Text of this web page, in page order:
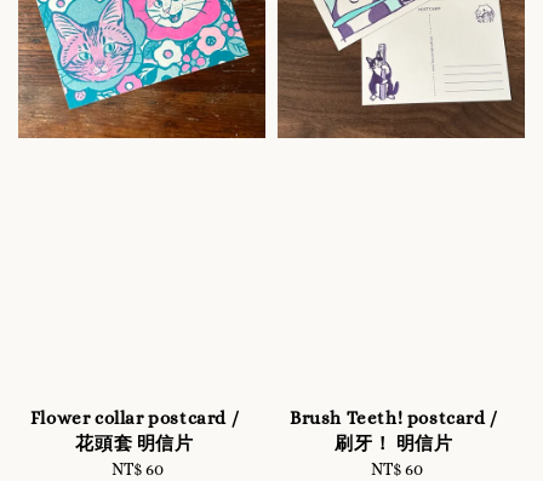
Flower collar postcard /
花頭套 明信片
Regular
NT$ 60
Brush Teeth! postcard /
刷牙！ 明信片
Regular
NT$ 60